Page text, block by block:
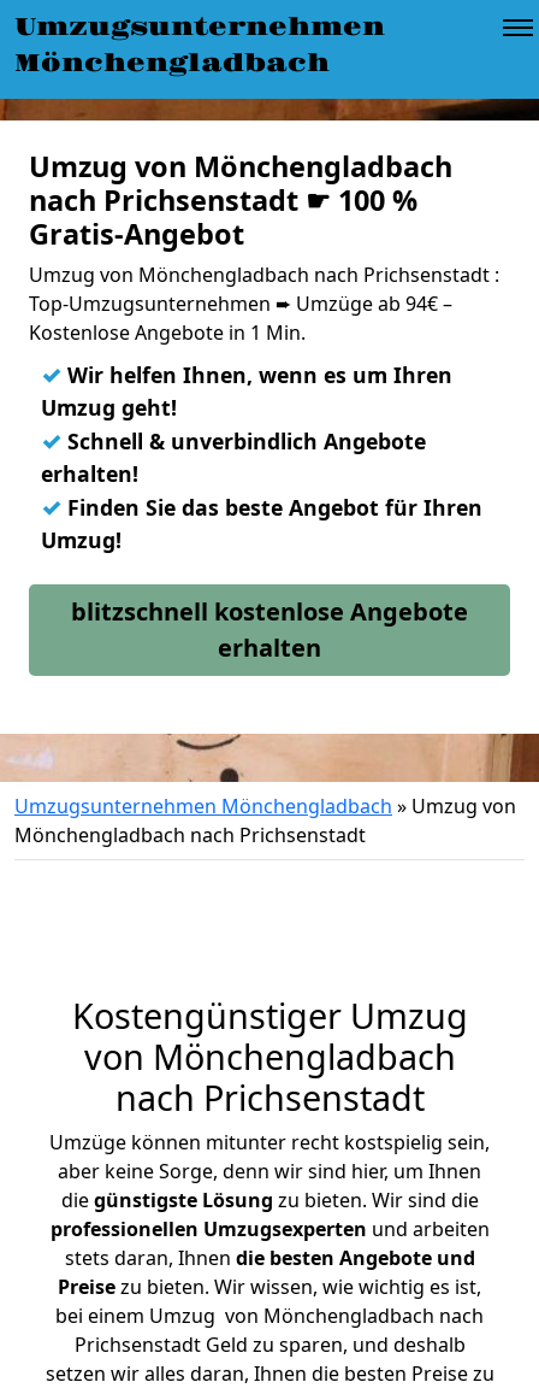
Umzugsunternehmen
Mönchengladbach
Umzug von Mönchengladbach
nach Prichsenstadt ☛ 100 %
Gratis-Angebot
Umzug von Mönchengladbach nach Prichsenstadt :
Top-Umzugsunternehmen ➨ Umzüge ab 94€ –
Kostenlose Angebote in 1 Min.
✓ Wir helfen Ihnen, wenn es um Ihren
Umzug geht!
✓ Schnell & unverbindlich Angebote
erhalten!
✓ Finden Sie das beste Angebot für Ihren
Umzug!
blitzschnell kostenlose Angebote
erhalten
Umzugsunternehmen Mönchengladbach » Umzug von
Mönchengladbach nach Prichsenstadt
Kostengünstiger Umzug
von Mönchengladbach
nach Prichsenstadt
Umzüge können mitunter recht kostspielig sein,
aber keine Sorge, denn wir sind hier, um Ihnen
diegünstigste Lösung zu bieten. Wir sind die
professionellen Umzugsexperten und arbeiten
stets daran, Ihnen die besten Angebote und
Preisezu bieten. Wir wissen, wie wichtig es ist,
bei einem Umzug von Mönchengladbach nach
Prichsenstadt Geld zu sparen, und deshalb
setzen wir alles daran, Ihnen die besten Preise zu